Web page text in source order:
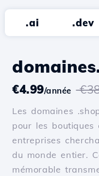
.ai .dev
€4.99/année
Les domaines
pour les
entreprises
du monde entier.
mémorable